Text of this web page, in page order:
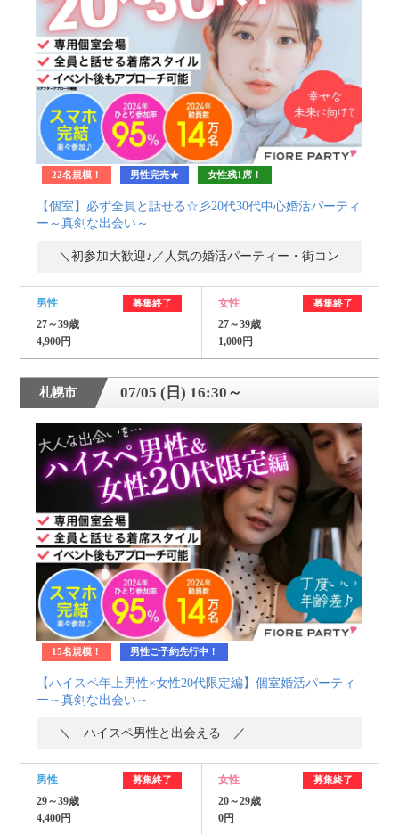
22名規模！ 男性完売★ 女性残1席！
【個室】必ず全員と話せる☆彡20代30代中心婚活パーティ
ー～真剣な出会い～
＼初参加大歓迎♪／人気の婚活パーティー・街コン
男性 募集終了
27～39歳
4,900円
女性 募集終了
27～39歳
1,000円
札幌市 07/05 (日) 16:30～
15名規模！ 男性ご予約先行中！
【ハイスペ年上男性×女性20代限定編】個室婚活パーティ
ー～真剣な出会い～
＼ ハイスペ男性と出会える ／
男性 募集終了
29～39歳
4,400円
女性 募集終了
20～29歳
0円